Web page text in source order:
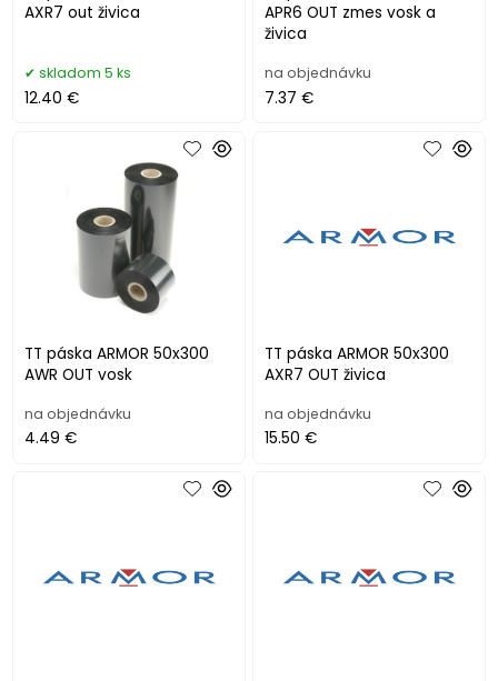
AXR7 out živica
skladom 5 ks
12.40 €
APR6 OUT zmes vosk a
živica
na objednávku
7.37 €
TT páska ARMOR 50x300
AWR OUT vosk
na objednávku
4.49 €
TT páska ARMOR 50x300
AXR7 OUT živica
na objednávku
15.50 €